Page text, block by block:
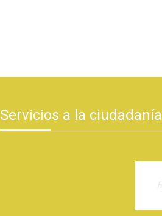
Servicios a la ciudadanía